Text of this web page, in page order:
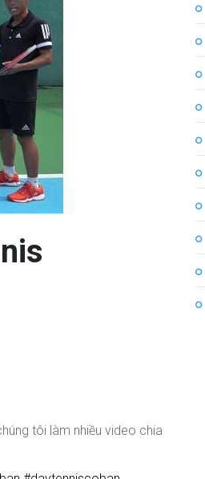
tôi làm nhiều video chia